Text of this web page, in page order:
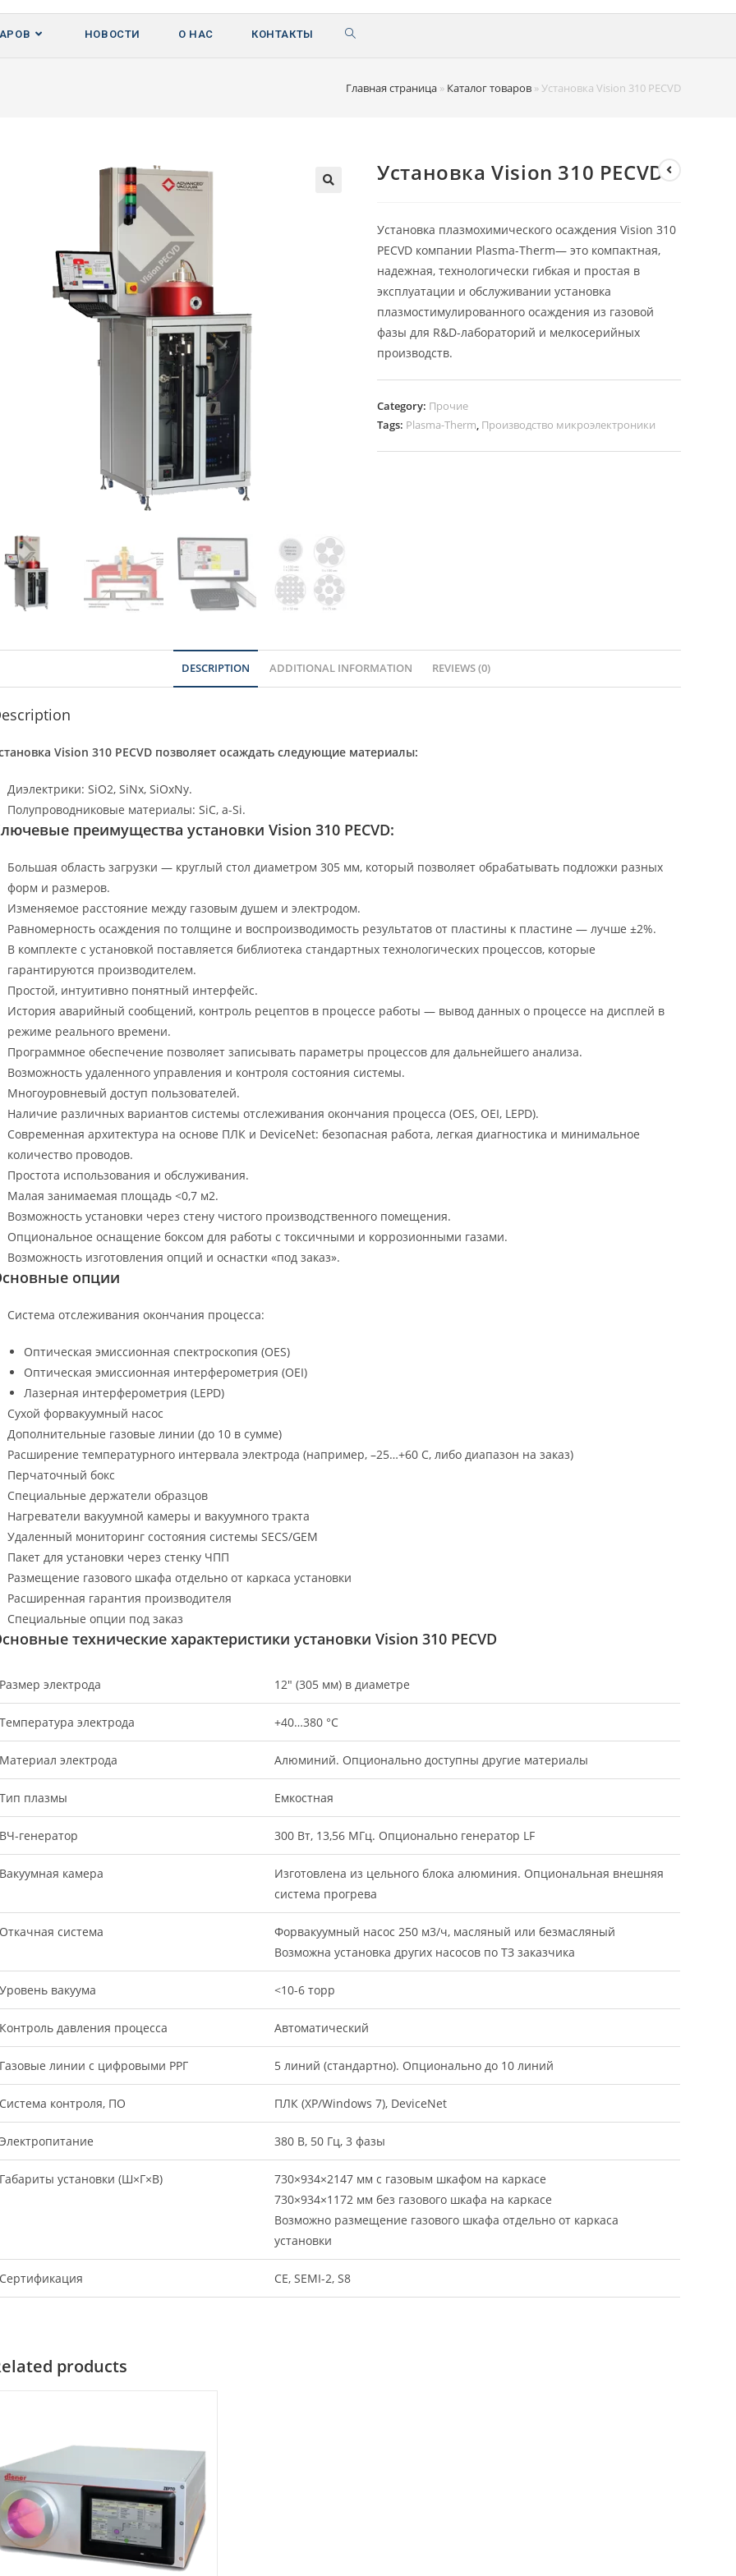
НОВОСТИ О НАС КОНТАКТЫ
Главная страница» Каталог товаров»Установка Vision 310 PECVD
Установка Vision 310 PECVD
Установка плазмохимического осаждения Vision 310
PECVD компании Plasma-Therm— это компактная,
надежная, технологически гибкая и простая в
эксплуатации и обслуживании установка
плазмостимулированного осаждения из газовой
фазы для R&D-лабораторий и мелкосерийных
производств.
Category: Прочие
Tags: Plasma-Therm, Производство микроэлектроники
DESCRIPTION ADDITIONAL INFORMATION REVIEWS (0)
Vision 310 PECVD позволяет осаждать следующие материалы:
Диэлектрики: SiO2, SiNx, SiOxNy.
Полупроводниковые материалы: SiC, a-Si.
преимущества установки Vision 310 PECVD:
Большая область загрузки — круглый стол диаметром 305 мм, который позволяет обрабатывать подложки разных
форм и размеров.
Изменяемое расстояние между газовым душем и электродом.
Равномерность осаждения по толщине и воспроизводимость результатов от пластины к пластине — лучше ±2%.
В комплекте с установкой поставляется библиотека стандартных технологических процессов, которые
гарантируются производителем.
Простой, интуитивно понятный интерфейс.
История аварийный сообщений, контроль рецептов в процессе работы — вывод данных о процессе на дисплей в
режиме реального времени.
Программное обеспечение позволяет записывать параметры процессов для дальнейшего анализа.
Возможность удаленного управления и контроля состояния системы.
Многоуровневый доступ пользователей.
Наличие различных вариантов системы отслеживания окончания процесса (OES, OEI, LEPD).
Современная архитектура на основе ПЛК и DeviceNet: безопасная работа, легкая диагностика и минимальное
количество проводов.
Простота использования и обслуживания.
Малая занимаемая площадь <0,7 м2.
Возможность установки через стену чистого производственного помещения.
Опциональное оснащение боксом для работы с токсичными и коррозионными газами.
Возможность изготовления опций и оснастки «под заказ».
опции
Система отслеживания окончания процесса:
Оптическая эмиссионная спектроскопия (OES)
Оптическая эмиссионная интерферометрия (OEI)
Лазерная интерферометрия (LEPD)
Сухой форвакуумный насос
Дополнительные газовые линии (до 10 в сумме)
Расширение температурного интервала электрода (например, –25…+60 С, либо диапазон на заказ)
Перчаточный бокс
Специальные держатели образцов
Нагреватели вакуумной камеры и вакуумного тракта
Удаленный мониторинг состояния системы SECS/GEM
Пакет для установки через стенку ЧПП
Размещение газового шкафа отдельно от каркаса установки
Расширенная гарантия производителя
Специальные опции под заказ
технические характеристики установки Vision 310 PECVD
электрода 12″ (305 мм) в диаметре
электрода +40…380 °С
электрода Алюминий. Опционально доступны другие материалы
плазмы Емкостная
генератор 300 Вт, 13,56 МГц. Опционально генератор LF
камера
Изготовлена из цельного блока алюминия. Опциональная внешняя
система прогрева
система
Форвакуумный насос 250 м3/ч, масляный или безмасляный
Возможна установка других насосов по ТЗ заказчика
вакуума <10-6 торр
давления процесса Автоматический
линии с цифровыми РРГ 5 линий (стандартно). Опционально до 10 линий
контроля, ПО ПЛК (XP/Windows 7), DeviceNet
380 В, 50 Гц, 3 фазы
установки (Ш×Г×В)
730×934×2147 мм с газовым шкафом на каркасе
730×934×1172 мм без газового шкафа на каркасе
Возможно размещение газового шкафа отдельно от каркаса
установки
CE, SEMI-2, S8
products